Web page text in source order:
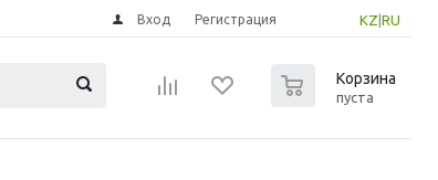
KZ RU
Вход Регистрация
Корзина
пуста